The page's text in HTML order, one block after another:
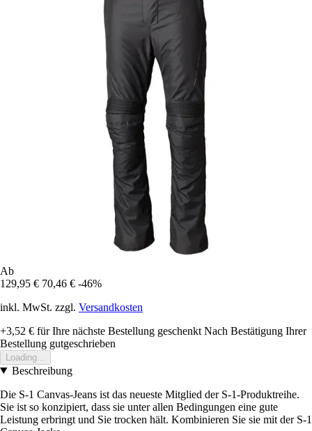
Ab
129,95 € 70,46 € -46%
inkl. MwSt. zzgl. Versandkosten
+3,52 € für Ihre nächste Bestellung geschenkt Nach Bestätigung Ihrer
Bestellung gutgeschrieben
Loading...
Beschreibung
Die S-1 Canvas-Jeans ist das neueste Mitglied der S-1-Produktreihe.
Sie ist so konzipiert, dass sie unter allen Bedingungen eine gute
Leistung erbringt und Sie trocken hält. Kombinieren Sie sie mit der S-1